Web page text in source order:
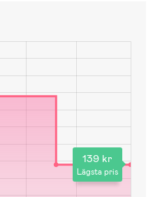
139 kr
Lägsta pris